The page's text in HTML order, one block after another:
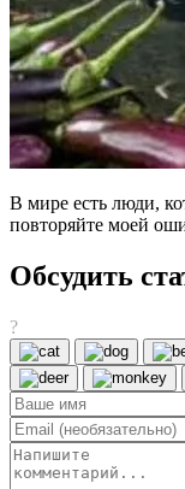
В мире есть люди,
повторяйте моей
Обсудить
?